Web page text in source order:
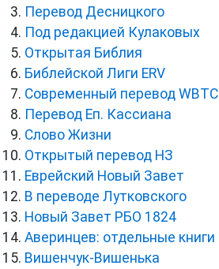
Перевод Десницкого
Под редакцией Кулаковых
Открытая Библия
Библейской Лиги ERV
Cовременный перевод WBTC
Перевод Еп. Кассиана
Слово Жизни
Открытый перевод НЗ
Еврейский Новый Завет
В переводе Лутковского
Новый Завет РБО 1824
Аверинцев: отдельные книги
Вишенчук-Вишенька